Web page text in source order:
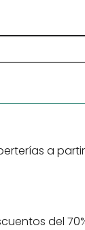
a
del